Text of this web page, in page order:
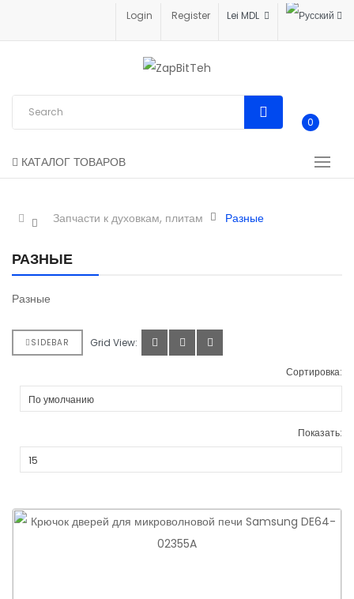
Login Register
0
КАТАЛОГ ТОВАРОВ
Запчасти к духовкам, плитам Разные
РАЗНЫЕ
Разные
SIDEBAR Grid View:
Сортировка:
Показать: